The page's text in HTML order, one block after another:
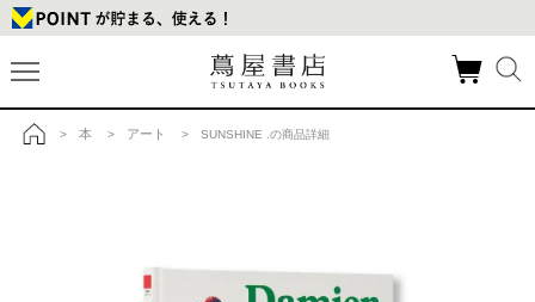
> 本 > アート > SUNSHINE .の商品詳細